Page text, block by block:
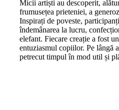
Micii artiști au descoperit,
frumusețea prieteniei, a
Inspirați de poveste,
îndemânarea la lucru,
elefant. Fiecare creație a fost
entuziasmul copiilor. Pe lângă
petrecut timpul în mod util și